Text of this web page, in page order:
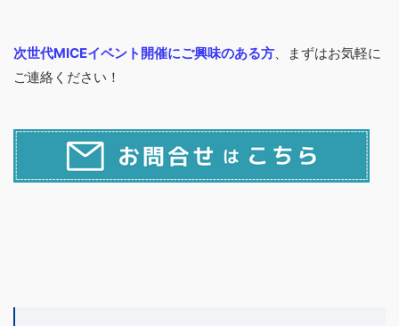
次世代MICEイベント開催にご興味のある方、まずはお気軽に
ご連絡ください！